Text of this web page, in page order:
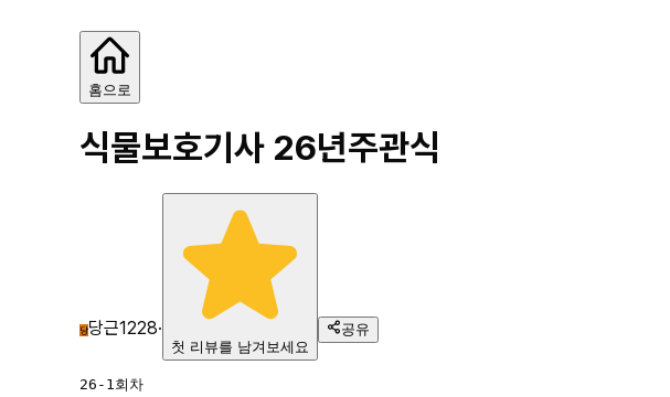
식물보호기사 26년
홈으로
식물보호기사 26년주관식
당당근1228·
첫 리뷰를 남겨보세요
공유
26-1회차